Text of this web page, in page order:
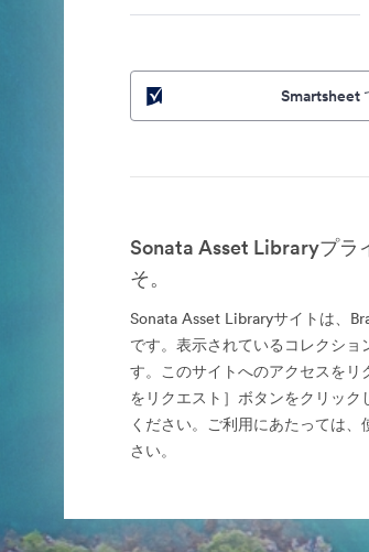
Smartsheet
Sonata Asset Libraryプラ
そ。
Sonata Asset Libraryサイトは、
です。表示されているコレクショ
す。このサイトへのアクセスをリ
をリクエスト］ボタンをクリッ
ください。ご利用にあたっては
さい。